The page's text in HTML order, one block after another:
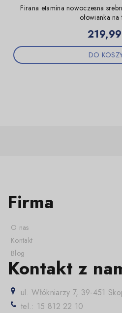
Firana etamina nowoczesna
ołowianka na
219,99
DO
Firma
O nas
Kontakt
Blog
Kontakt z
ul. Włókniarzy 7, 39-451
tel.: 15 812 22 10